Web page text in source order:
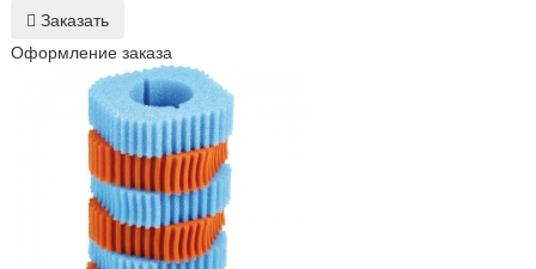
Заказать
Оформление заказа